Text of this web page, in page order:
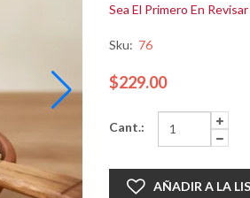
Sea El Primero En
Sku: 76
$229.00
Cant.:
AÑADIR A LA